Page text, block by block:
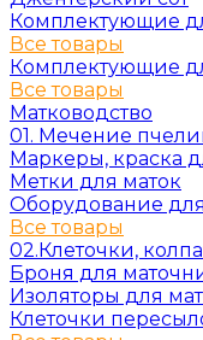
Комплектующие
Все товары
Комплектующие
Все товары
Матководство
01. Мечение
Маркеры, краска
Метки для маток
Оборудование
Все товары
02.Клеточки,
Броня для
Изоляторы для
Клеточки